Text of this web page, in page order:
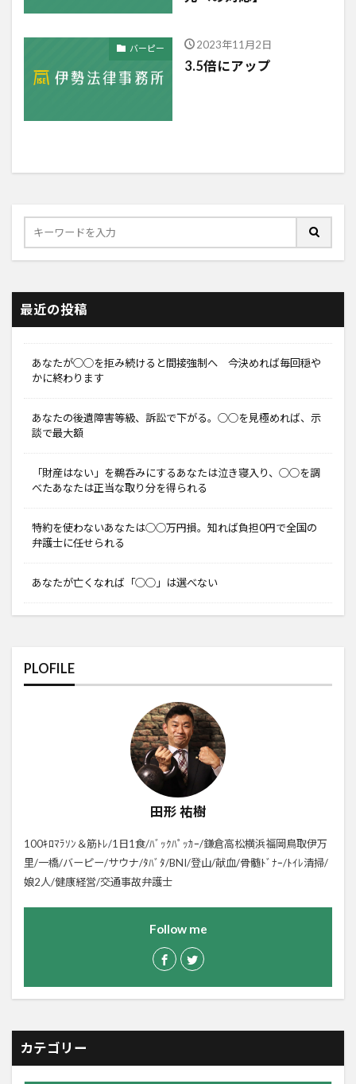
バーピー 2023年11月2日
3.5倍にアップ
最近の投稿
あなたが○○を拒み続けると間接強制へ 今決めれば毎回穏や
かに終わります
あなたの後遺障害等級、訴訟で下がる。○○を見極めれば、示
談で最大額
「財産はない」を鵜呑みにするあなたは泣き寝入り、○○を調
べたあなたは正当な取り分を得られる
特約を使わないあなたは○○万円損。知れば負担0円で全国の
弁護士に任せられる
あなたが亡くなれば「○○」は選べない
PLOFILE
田形 祐樹
100ｷﾛﾏﾗｿﾝ＆筋ﾄﾚ/1日1食/ﾊﾞｯｸﾊﾟｯｶｰ/鎌倉高松横浜福岡鳥取伊万
里/一橋/バーピー/サウナ/ﾀﾊﾞﾀ/BNI/登山/献血/骨髄ﾄﾞﾅｰ/ﾄｲﾚ清掃/
娘2人/健康経営/交通事故弁護士
Follow me
カテゴリー